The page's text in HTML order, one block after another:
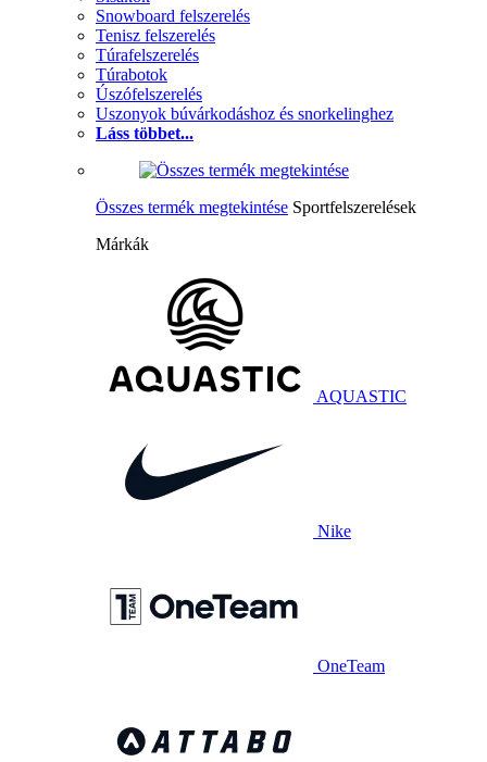
Snowboard felszerelés
Tenisz felszerelés
Túrafelszerelés
Túrabotok
Úszófelszerelés
Uszonyok búvárkodáshoz és snorkelinghez
Láss többet...
Összes termék megtekintése Sportfelszerelések
Márkák
AQUASTIC
Nike
OneTeam